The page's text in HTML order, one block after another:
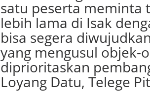
satu peserta
lebih lama di Isak
bisa segera
yang mengusul objek-
diprioritaskan
Loyang Datu, Telege